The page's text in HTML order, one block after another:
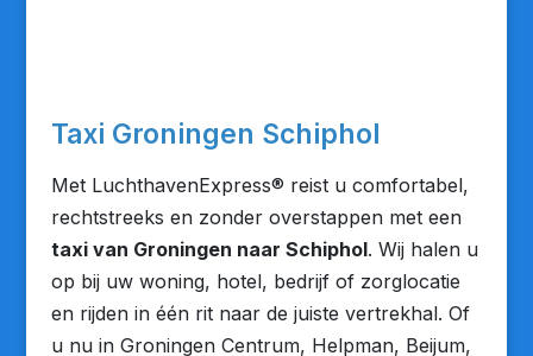
Taxi Groningen Schiphol
Met LuchthavenExpress® reist u comfortabel,
rechtstreeks en zonder overstappen met een
taxi van Groningen naar Schiphol. Wij halen u
op bij uw woning, hotel, bedrijf of zorglocatie
en rijden in één rit naar de juiste vertrekhal. Of
u nu in Groningen Centrum, Helpman, Beijum,